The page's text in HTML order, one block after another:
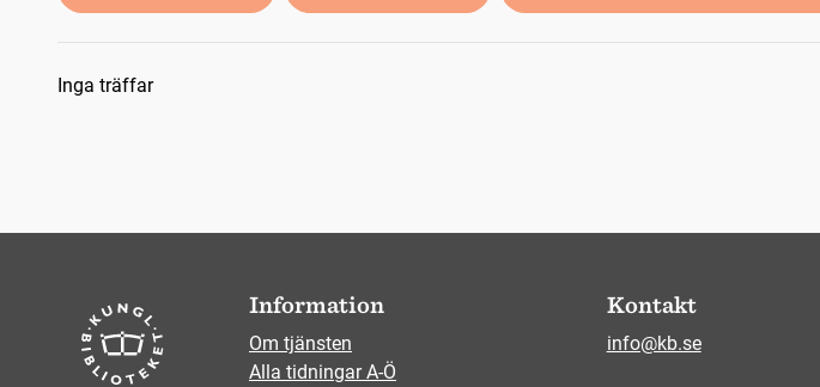
Sökresultat
Inga träffar
Information
Om tjänsten
Alla tidningar A-Ö
Kontakt
info@kb.se